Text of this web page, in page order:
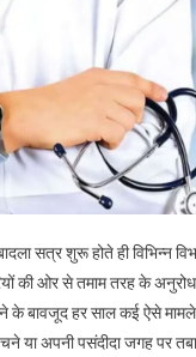
सत्र शुरू होते ही विभिन्न
की ओर से तमाम तरह के
के बावजूद हर साल कई ऐसे
बचने या अपनी पसंदीदा जगह पर